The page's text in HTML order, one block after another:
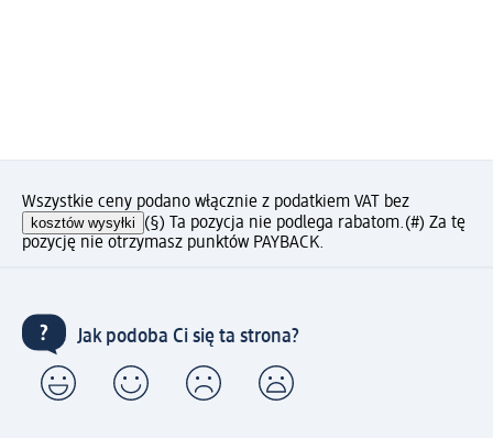
Wszystkie ceny podano włącznie z podatkiem VAT bez
kosztów wysyłki (§) Ta pozycja nie podlega rabatom.(#) Za tę
pozycję nie otrzymasz punktów PAYBACK.
Jak podoba Ci się ta strona?